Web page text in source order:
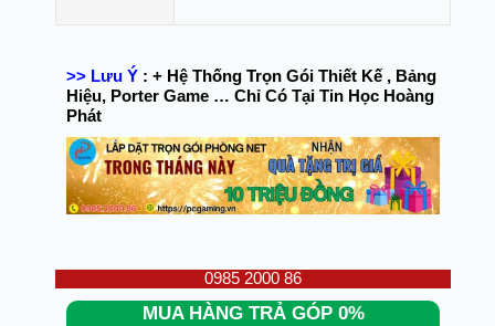
>> Lưu Ý : + Hệ Thống Trọn Gói Thiết Kế , Bảng
Hiệu, Porter Game … Chỉ Có Tại Tin Học Hoàng
Phát
0985 2000 86
MUA HÀNG TRẢ GÓP 0%